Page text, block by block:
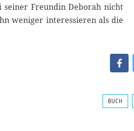
seiner Freundin Deborah nicht
weniger interessieren als die
BUCH